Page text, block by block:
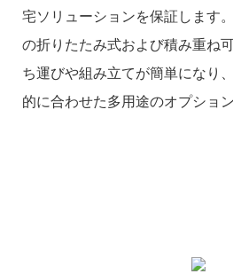
宅ソリューションを保証します
の折りたたみ式および積み重ね
ち運びや組み立てが簡単になり
的に合わせた多用途のオプショ